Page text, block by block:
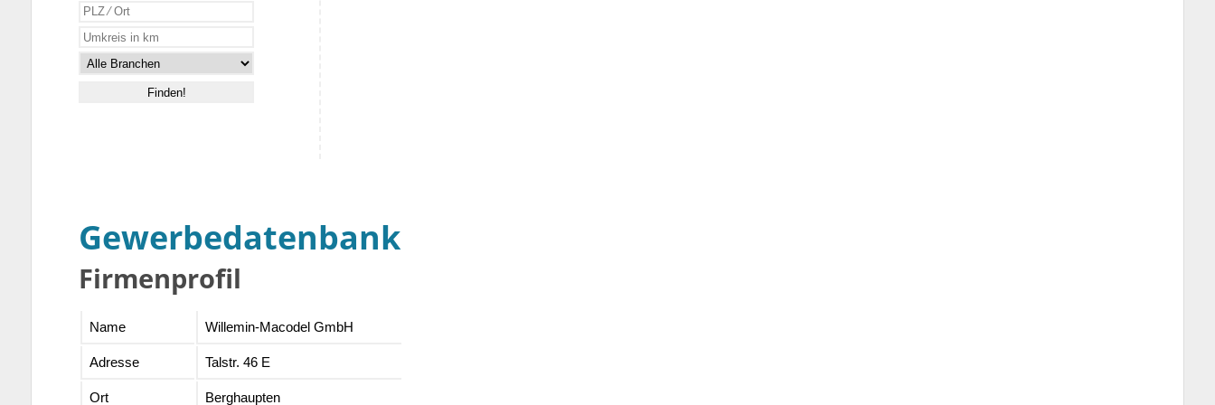
Gewerbedatenbank
Firmenprofil
Name Willemin-Macodel GmbH
Adresse Talstr. 46 E
Ort Berghaupten